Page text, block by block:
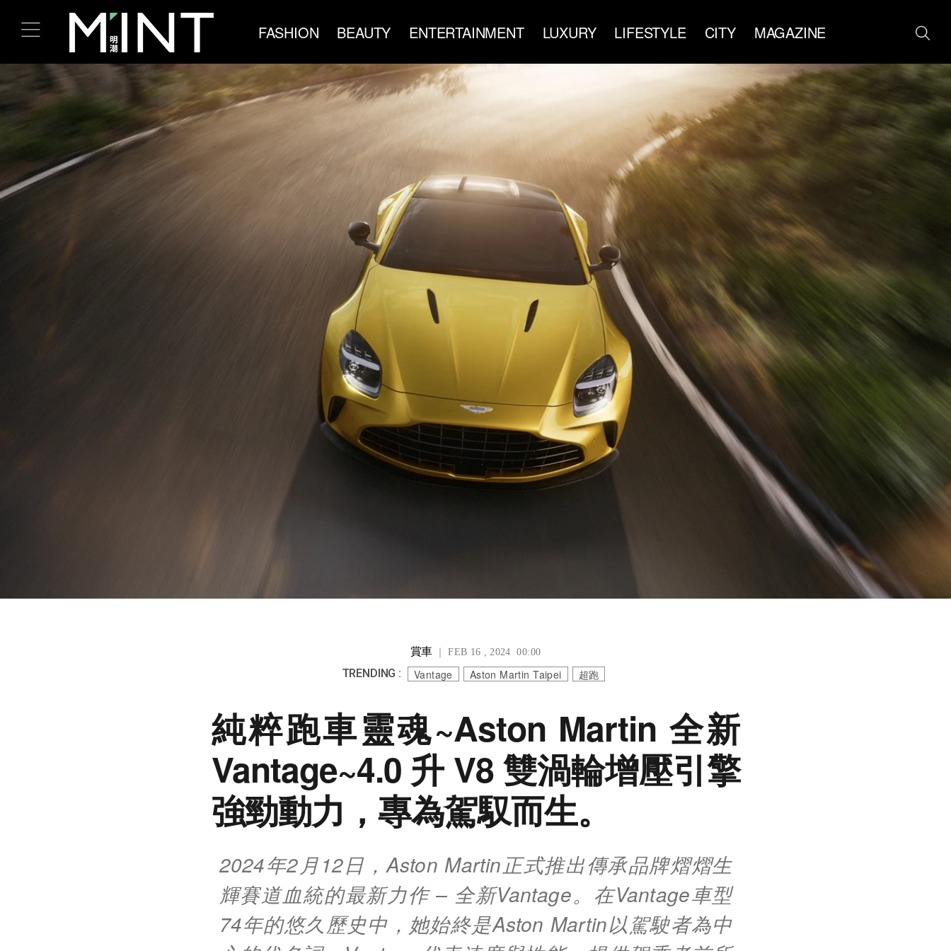
FASHION BEAUTY ENTERTAINMENT LUXURY LIFESTYLE CITY MAGAZINE
賞車｜ FEB 16 , 2024 00:00
TRENDING : Vantage Aston Martin Taipei 超跑
純粹跑車靈魂~Aston Martin 全新
Vantage~4.0 升 V8 雙渦輪增壓引擎
強勁動力，專為駕馭而生。
2024年2月12日，Aston Martin正式推出傳承品牌熠熠生
輝賽道血統的最新力作 – 全新Vantage。在Vantage車型
74年的悠久歷史中，她始終是Aston Martin以駕駛者為中